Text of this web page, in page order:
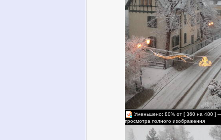
Уменьшено: 80% от [ 360 на 480 ]
просмотра полного изображения